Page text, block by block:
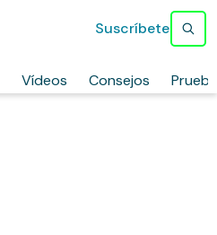
Vídeos Consejos
Suscríbete